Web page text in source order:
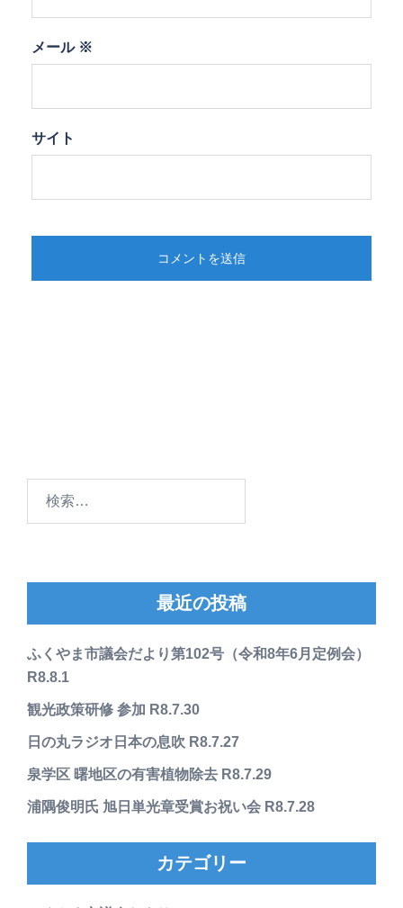
メール ※
サイト
最近の投稿
ふくやま市議会だより第102号（令和8年6月定例会）
R8.8.1
観光政策研修 参加 R8.7.30
日の丸ラジオ日本の息吹 R8.7.27
泉学区 曙地区の有害植物除去 R8.7.29
浦隅俊明氏 旭日単光章受賞お祝い会 R8.7.28
カテゴリー